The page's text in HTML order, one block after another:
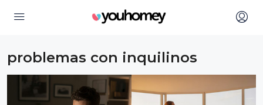
problemas con inquilinos